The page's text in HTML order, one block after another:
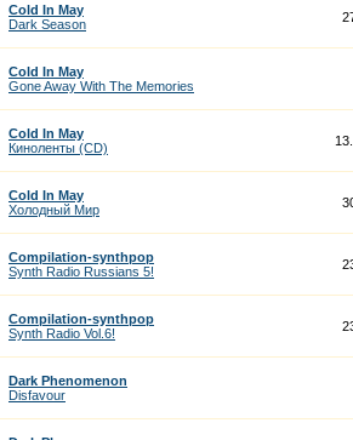
Cold In May
Dark Season
Cold In May
Gone Away With The Memories
Cold In May
Киноленты (CD)
Cold In May
Холодный Мир
Compilation-synthpop
Synth Radio Russians 5!
Compilation-synthpop
Synth Radio Vol.6!
Dark Phenomenon
Disfavour